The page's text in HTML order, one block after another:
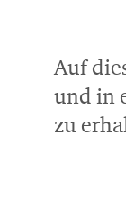
Auf
und in
zu